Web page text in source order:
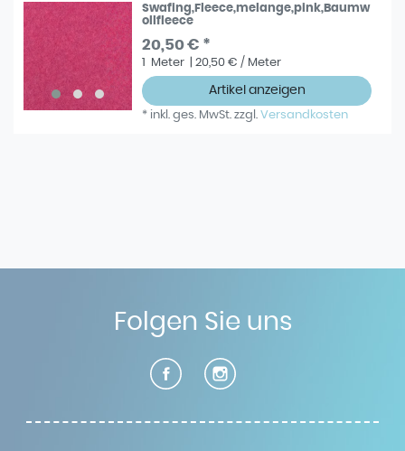
Swafing,Fleece,melange,pink,Baumw
ollfleece
20,50 € *
1 Meter | 20,50 € / Meter
Artikel anzeigen
* inkl. ges. MwSt. zzgl.Versandkosten
Folgen Sie uns